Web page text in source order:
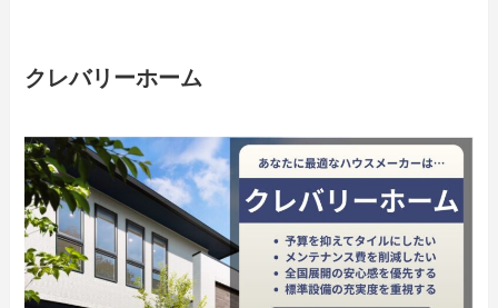
クレバリーホーム